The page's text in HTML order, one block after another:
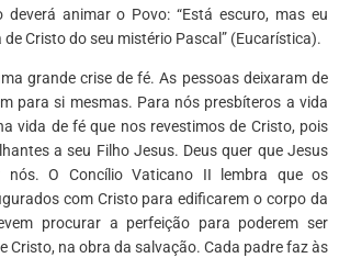
deverá animar o Povo: “Está escuro, mas eu
Cristo do seu mistério Pascal” (Eucarística).
grande crise de fé. As pessoas deixaram de
para si mesmas. Para nós presbíteros a vida
vida de fé que nos revestimos de Cristo, pois
a seu Filho Jesus. Deus quer que Jesus
O Concílio Vaticano II lembra que os
com Cristo para edificarem o corpo da
procurar a perfeição para poderem ser
Cristo, na obra da salvação. Cada padre faz às